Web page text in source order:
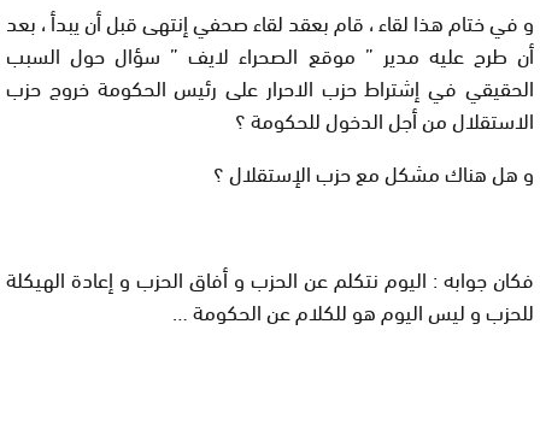
و في ختام هذا لقاء ، قام بعقد لقاء صحفي إنتهى قبل أن يبدأ ، بعد
أن طرح عليه مدير ” موقع الصحراء لايف” سؤالحول السبب
الحقيقي في إشتراط حزب الاحرار على رئيس الحكومة خروج حزب
الاستقلال من أجل الدخول للحكومة ؟
و هل هناك مشكل مع حزب الإستقلال ؟
فكانجوابه: اليوم نتكلم عن الحزب و أفاق الحزب و إعادة الهيكلة
للحزب و ليس اليوم هو للكلام عن الحكومة …